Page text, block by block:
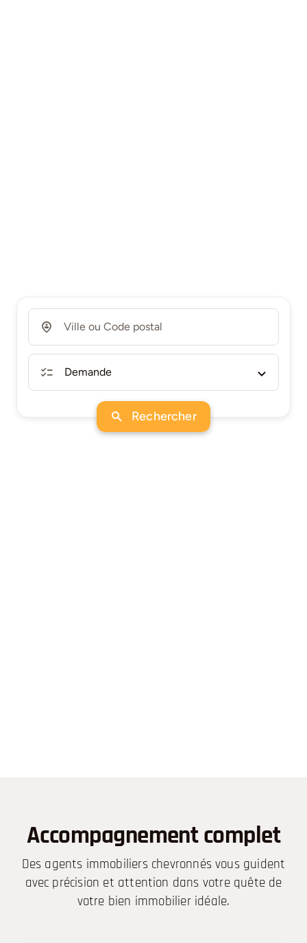
Rechercher
Accompagnement complet
Des agents immobiliers chevronnés vous guident
avec précision et attention dans votre quête de
votre bien immobilier idéale.